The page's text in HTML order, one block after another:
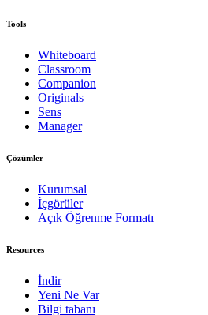
Tools
Whiteboard
Classroom
Companion
Originals
Sens
Manager
Çözümler
Kurumsal
İçgörüler
Açık Öğrenme Formatı
Resources
İndir
Yeni Ne Var
Bilgi tabanı